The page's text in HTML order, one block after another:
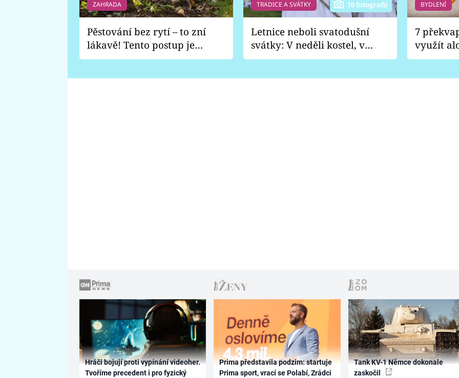
ZAHRADA
Pěstování bez rytí – to zní
lákavě! Tento postup je
vhodný jen pro některé
TRADICE A SVÁTKY 10 fotografií
Letnice neboli svatodušní
svátky: V neděli kostel, v
pondělí zábava
BYDLENÍ
7
využít
Hráči bojují proti vypínání videoher.
Tvoříme precedent i pro fyzický
Prima představila podzim: startuje
Prima sport, vrací se Polabí, Zrádci
Tank KV-1 Němce dokonale
zaskočil